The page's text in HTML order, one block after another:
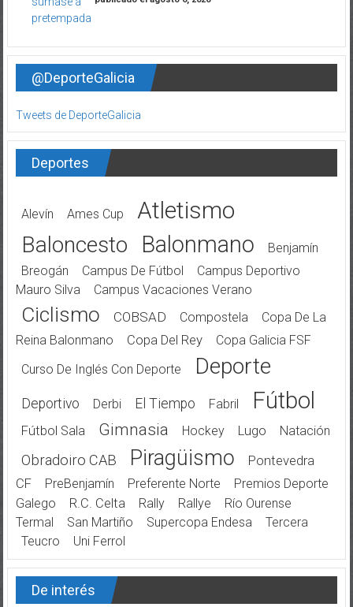
@DeporteGalicia
Tweets de DeporteGalicia
Deportes
Alevín Ames Cup Atletismo
Baloncesto Balonmano
Benjamín
Breogán
Campus De Fútbol
Campus Deportivo
Mauro Silva
Campus Vacaciones Verano
Ciclismo COBSAD Compostela
Copa De La
Reina Balonmano
Copa Del Rey
Copa Galicia FSF
Curso De Inglés Con Deporte
Deporte
Deportivo Derbi El Tiempo Fabril Fútbol
Fútbol Sala Gimnasia Hockey Lugo Natación
Obradoiro CAB Piragüismo
Pontevedra
CF
PreBenjamín Preferente Norte
Premios Deporte
Galego
R.C. Celta Rally Rallye
Río Ourense
Termal
San Martiño Supercopa Endesa
Tercera
Teucro
Uni Ferrol
De interés